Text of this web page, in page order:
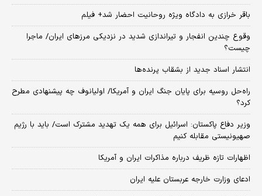
باقر خرازی به دادگاه ویژه روحانیت احضار شد+ فیلم
وقوع چندین انفجار و تیراندازی شدید در نزدیکی مرز‌های ایران/ ماجرا
چیست؟
انتشار اسناد جدید از بشقاب پرنده‌ها
راه‌حل روسیه برای پایان جنگ ایران و آمریکا/ اولیانوف چه پیشنهادی مطرح
کرد؟
وزیر دفاع پاکستان: اسرائیل برای همه یک تهدید مشترک است/ باید با رژیم
صهیونیستی مقابله کنیم
اظهارات تازه ظریف درباره مذاکرات ایران و آمریکا
ادعای وزارت خارجه عربستان علیه ایران